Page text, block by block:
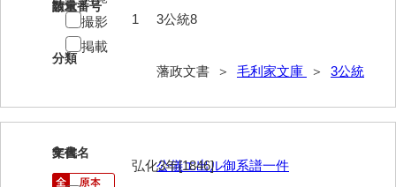
*1朝廷
請求番号
3公統8
分類
藩政文書 ＞ 毛利家文庫 ＞ 3公統
数量
1
撮影
掲載
9
文書名
公儀エ出ル御系譜一件
年代
弘化3年[1846]